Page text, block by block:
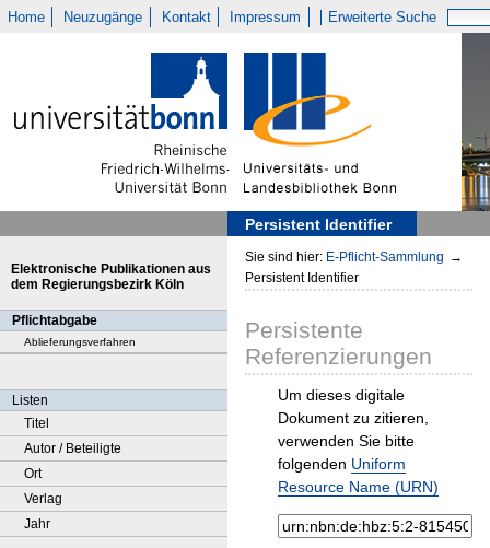
Home Neuzugänge Kontakt Impressum Erweiterte Suche
Persistent Identifier
Elektronische Publikationen aus
dem Regierungsbezirk Köln
Pflichtabgabe
Ablieferungsverfahren
Listen
Titel
Autor / Beteiligte
Ort
Verlag
Jahr
Sie sind hier: E-Pflicht-Sammlung →
Persistent Identifier
Persistente
Referenzierungen
Um dieses digitale
Dokument zu zitieren,
verwenden Sie bitte
folgenden Uniform
Resource Name (URN)